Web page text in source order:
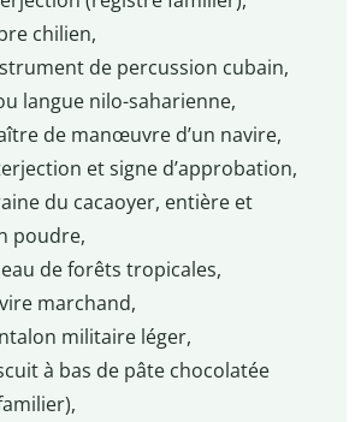
chilien,
de percussion cubain,
langue nilo-saharienne,
de manœuvre d’un navire,
et signe d’approbation,
du cacaoyer, entière et
poudre,
de forêts tropicales,
marchand,
militaire léger,
à bas de pâte chocolatée